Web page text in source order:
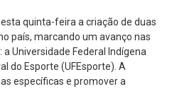
quinta-feira a criação de duas
país, marcando um avanço nas
Universidade Federal Indígena
do Esporte (UFEsporte). A
específicas e promover a